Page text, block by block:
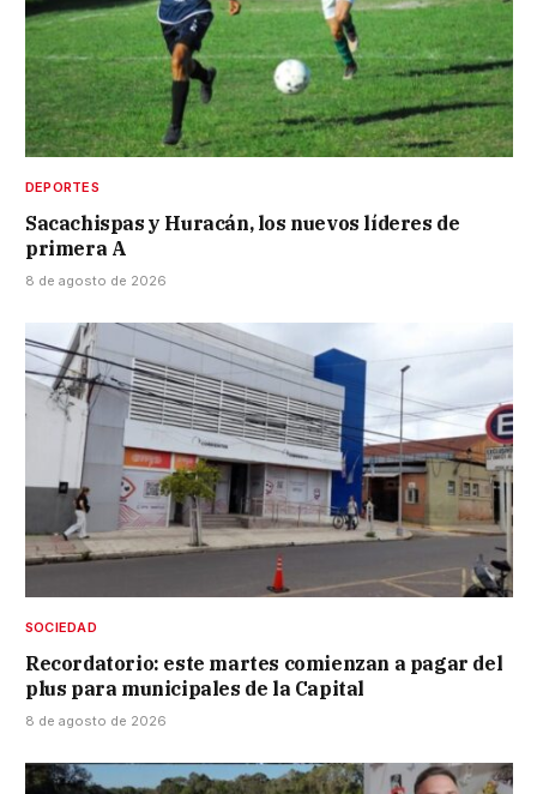
DEPORTES
Sacachispas y Huracán, los nuevos líderes de
primera A
8 de agosto de 2026
SOCIEDAD
Recordatorio: este martes comienzan a pagar del
plus para municipales de la Capital
8 de agosto de 2026